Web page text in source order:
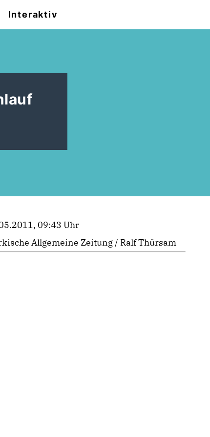
Interaktiv
09:43 Uhr
Allgemeine Zeitung / Ralf Thürsam